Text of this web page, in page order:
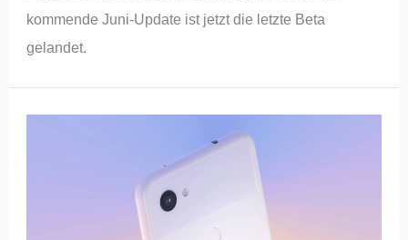
kommende Juni-Update ist jetzt die letzte Beta
gelandet.